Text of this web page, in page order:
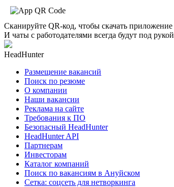
Сканируйте QR-код, чтобы скачать приложение
И чаты с работодателями всегда будут под рукой
HeadHunter
Размещение вакансий
Поиск по резюме
О компании
Наши вакансии
Реклама на сайте
Требования к ПО
Безопасный HeadHunter
HeadHunter API
Партнерам
Инвесторам
Каталог компаний
Поиск по вакансиям в Ануйском
Сетка: соцсеть для нетворкинга